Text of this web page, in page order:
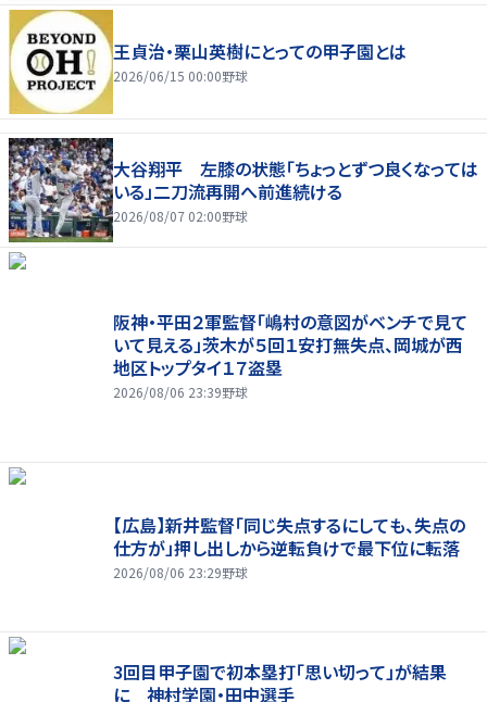
王貞治・栗山英樹にとっての甲子園とは
2026/06/15 00:00野球
大谷翔平 左膝の状態「ちょっとずつ良くなっては
いる」二刀流再開へ前進続ける
2026/08/07 02:00野球
阪神・平田２軍監督「嶋村の意図がベンチで見て
いて見える」茨木が５回１安打無失点、岡城が西
地区トップタイ１７盗塁
2026/08/06 23:39野球
【広島】新井監督「同じ失点するにしても、失点の
仕方が」押し出しから逆転負けで最下位に転落
2026/08/06 23:29野球
3回目甲子園で初本塁打「思い切って」が結果
に 神村学園・田中選手